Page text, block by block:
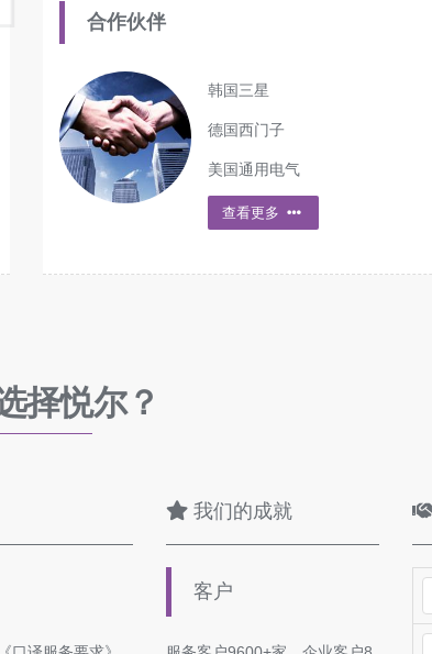
合作伙伴
韩国三星
德国西门子
美国通用电气
查看更多
择悦尔？
我们的成就
客户